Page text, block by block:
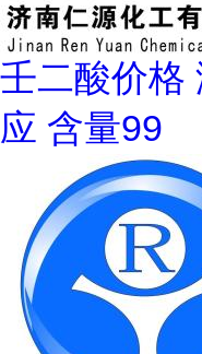
壬二酸价格
应 含量99